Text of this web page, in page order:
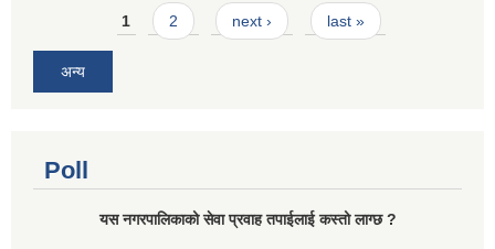
Pages1 2 next › last »
अन्य
Poll
यस नगरपालिकाको सेवा प्रवाह तपाईलाई कस्तो लाग्छ ?